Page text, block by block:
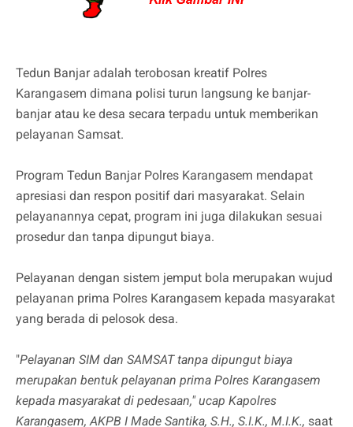
Tedun Banjar adalah terobosan kreatif Polres
Karangasem dimana polisi turun langsung ke banjar-
banjar atau ke desa secara terpadu untuk memberikan
pelayanan Samsat.
Program Tedun Banjar Polres Karangasem mendapat
apresiasi dan respon positif dari masyarakat. Selain
pelayanannya cepat, program ini juga dilakukan sesuai
prosedur dan tanpa dipungut biaya.
Pelayanan dengan sistem jemput bola merupakan wujud
pelayanan prima Polres Karangasem kepada masyarakat
yang berada di pelosok desa.
"Pelayanan SIM dan SAMSAT tanpa dipungut biaya
merupakan bentuk pelayanan prima Polres Karangasem
kepada masyarakat di pedesaan," ucap Kapolres
Karangasem, AKPB I Made Santika, S.H., S.I.K., M.I.K., saat